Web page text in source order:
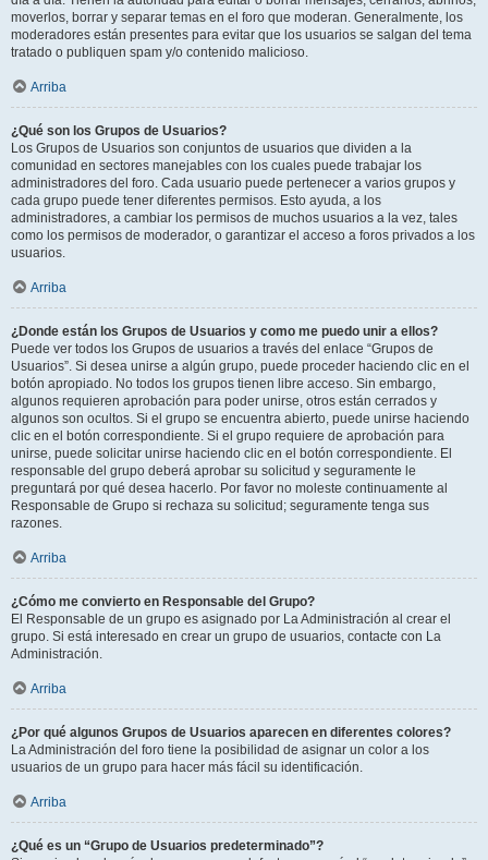
moverlos, borrar y separar temas en el foro que moderan. Generalmente, los
moderadores están presentes para evitar que los usuarios se salgan del tema
tratado o publiquen spam y/o contenido malicioso.
Arriba
¿Qué son los Grupos de Usuarios?
Los Grupos de Usuarios son conjuntos de usuarios que dividen a la
comunidad en sectores manejables con los cuales puede trabajar los
administradores del foro. Cada usuario puede pertenecer a varios grupos y
cada grupo puede tener diferentes permisos. Esto ayuda, a los
administradores, a cambiar los permisos de muchos usuarios a la vez, tales
como los permisos de moderador, o garantizar el acceso a foros privados a los
usuarios.
Arriba
¿Donde están los Grupos de Usuarios y como me puedo unir a ellos?
Puede ver todos los Grupos de usuarios a través del enlace “Grupos de
Usuarios”. Si desea unirse a algún grupo, puede proceder haciendo clic en el
botón apropiado. No todos los grupos tienen libre acceso. Sin embargo,
algunos requieren aprobación para poder unirse, otros están cerrados y
algunos son ocultos. Si el grupo se encuentra abierto, puede unirse haciendo
clic en el botón correspondiente. Si el grupo requiere de aprobación para
unirse, puede solicitar unirse haciendo clic en el botón correspondiente. El
responsable del grupo deberá aprobar su solicitud y seguramente le
preguntará por qué desea hacerlo. Por favor no moleste continuamente al
Responsable de Grupo si rechaza su solicitud; seguramente tenga sus
razones.
Arriba
¿Cómo me convierto en Responsable del Grupo?
El Responsable de un grupo es asignado por La Administración al crear el
grupo. Si está interesado en crear un grupo de usuarios, contacte con La
Administración.
Arriba
¿Por qué algunos Grupos de Usuarios aparecen en diferentes colores?
La Administración del foro tiene la posibilidad de asignar un color a los
usuarios de un grupo para hacer más fácil su identificación.
Arriba
¿Qué es un “Grupo de Usuarios predeterminado”?